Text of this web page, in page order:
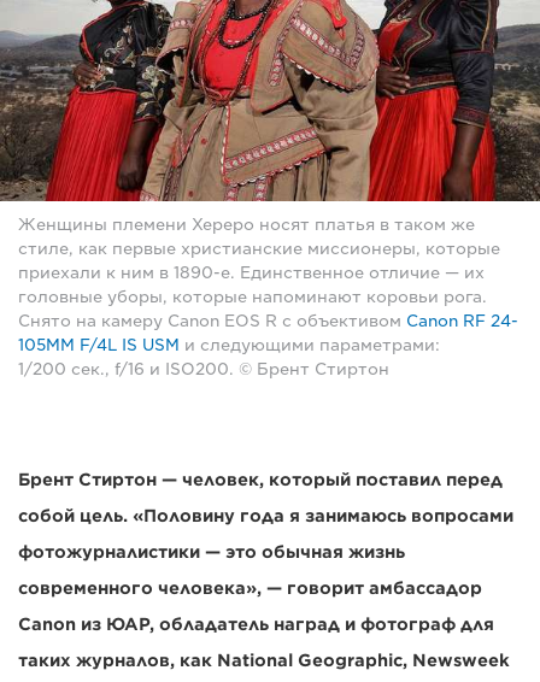
Женщины племени Хереро носят платья в таком же
стиле, как первые христианские миссионеры, которые
приехали к ним в 1890-е. Единственное отличие — их
головные уборы, которые напоминают коровьи рога.
Снято на камеру Canon EOS R с объективом Canon RF 24-
105MM F/4L IS USM и следующими параметрами:
1/200 сек., f/16 и ISO200. © Брент Стиртон
Брент Стиртон — человек, который поставил перед
собой цель. «Половину года я занимаюсь вопросами
фотожурналистики — это обычная жизнь
современного человека», — говорит амбассадор
Canon из ЮАР, обладатель наград и фотограф для
таких журналов, как National Geographic, Newsweek